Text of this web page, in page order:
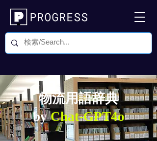
物流用語辞典
byChat-GPT4o